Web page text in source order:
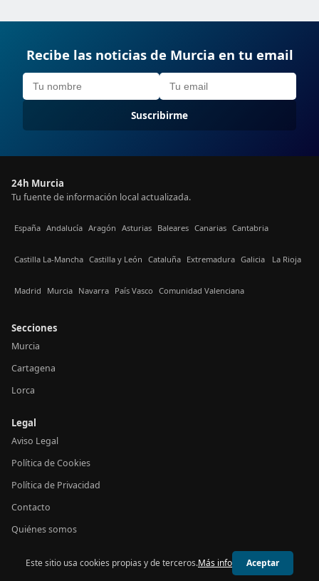
Recibe las noticias de Murcia en tu email
Suscribirme
24h Murcia
Tu fuente de información local actualizada.
España Andalucía Aragón Asturias Baleares Canarias Cantabria
Castilla La-Mancha Castilla y León Cataluña Extremadura Galicia La Rioja
Madrid Murcia Navarra País Vasco Comunidad Valenciana
Secciones
Murcia
Cartagena
Lorca
Legal
Aviso Legal
Política de Cookies
Política de Privacidad
Contacto
Quiénes somos
© 2026 24h Murcia
Este sitio usa cookies propias y de terceros.Más info Aceptar